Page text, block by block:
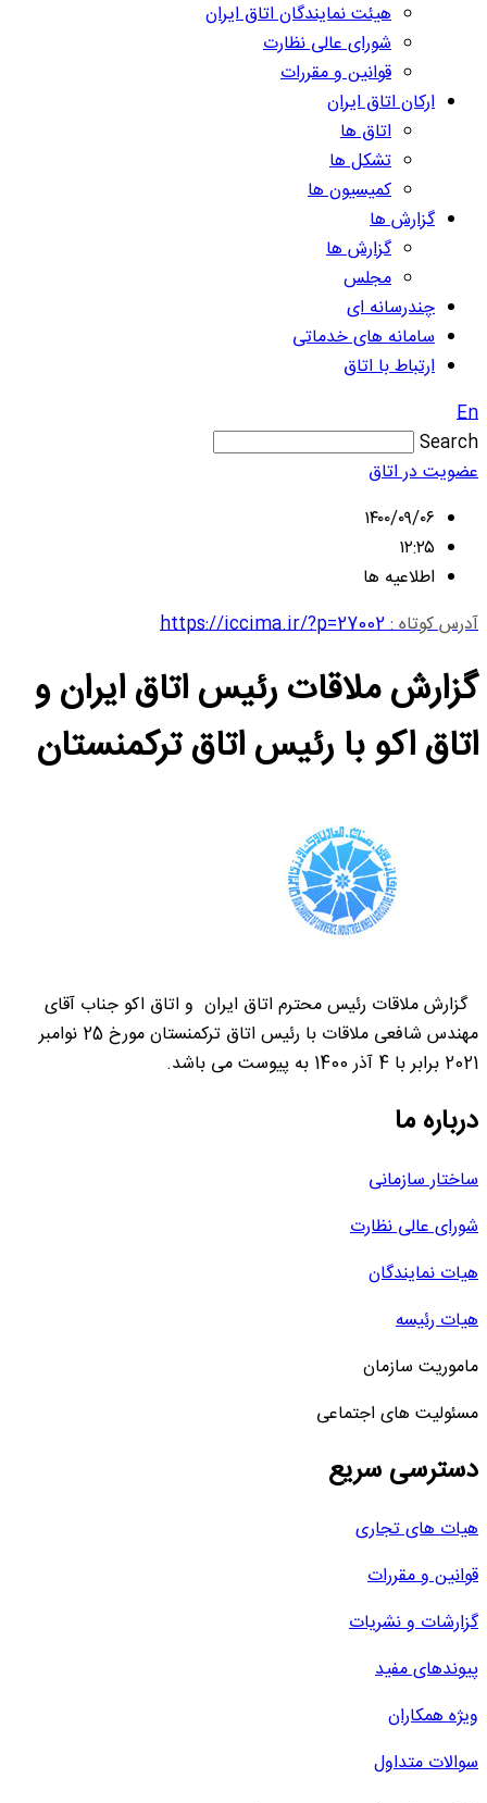
هیئت نمایندگان اتاق ایران
شورای عالی نظارت
قوانین و مقررات
ارکان اتاق ایران
اتاق ها
تشکل ها
کمیسیون ها
گزارش ها
گزارش ها
مجلس
چندرسانه ای
سامانه های خدماتی
ارتباط با اتاق
En
Search
عضویت در اتاق
۱۴۰۰/۰۹/۰۶
۱۲:۲۵
اطلاعیه ها
آدرس کوتاه :https://iccima.ir/?p=27002
گزارش ملاقات رئیس اتاق ایران و
اتاق اکو با رئیس اتاق ترکمنستان
گزارش ملاقات رئیس محترم اتاق ایران و اتاق اکو جناب آقای
مهندس شافعی ملاقات با رئیس اتاق ترکمنستان مورخ 25 نوامبر
2021 برابر با 4 آذر 1400 به پیوست می باشد.
درباره ما
ساختار سازمانی
شورای عالی نظارت
هیات نمایندگان
هیات رئیسه
ماموریت سازمان
مسئولیت های اجتماعی
دسترسی سریع
هیات های تجاری
قوانین و مقررات
گزارشات و نشریات
پیوندهای مفید
ویژه همکاران
سوالات متداول